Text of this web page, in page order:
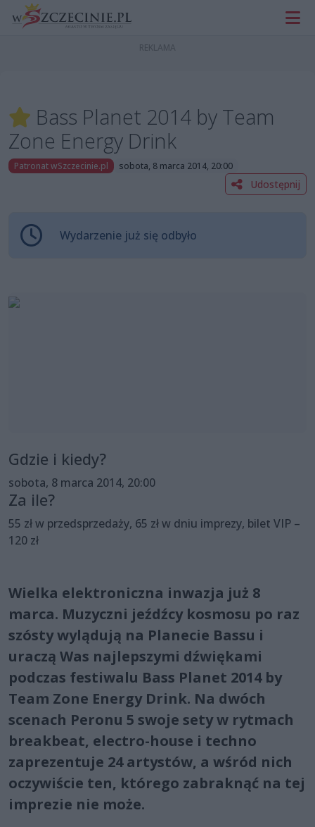
Bass Planet 2014 by Team
Zone Energy Drink
Patronat wSzczecinie.pl sobota, 8 marca 2014, 20:00
Udostępnij
Wydarzenie już się odbyło
Gdzie i kiedy?
sobota, 8 marca 2014, 20:00
Za ile?
55 zł w przedsprzedaży, 65 zł w dniu imprezy, bilet VIP –
120 zł
Wielka elektroniczna inwazja już 8
marca. Muzyczni jeźdźcy kosmosu po raz
szósty wylądują na Planecie Bassu i
uraczą Was najlepszymi dźwiękami
podczas festiwalu Bass Planet 2014 by
Team Zone Energy Drink. Na dwóch
scenach Peronu 5 swoje sety w rytmach
breakbeat, electro-house i techno
zaprezentuje 24 artystów, a wśród nich
oczywiście ten, którego zabraknąć na tej
imprezie nie może.